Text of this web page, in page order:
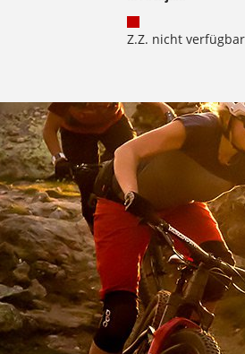
Z.Z. nicht verfügbar